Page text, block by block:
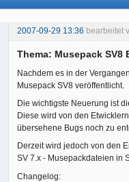
2007-09-29 13:36 bearbeitet
Thema: Musepack SV8
Nachdem es in der
Musepack SV8 veröffentlicht.
Die wichtigste Neuerung ist
Diese wird von den
übersehene Bugs noch zu
Derzeit wird jedoch von den
SV 7.x - Musepackdateien in
Changelog: